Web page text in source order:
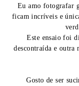
Eu amo fotografar
ficam incríveis e
Este ensaio foi
descontraída e outra
Gosto de ser